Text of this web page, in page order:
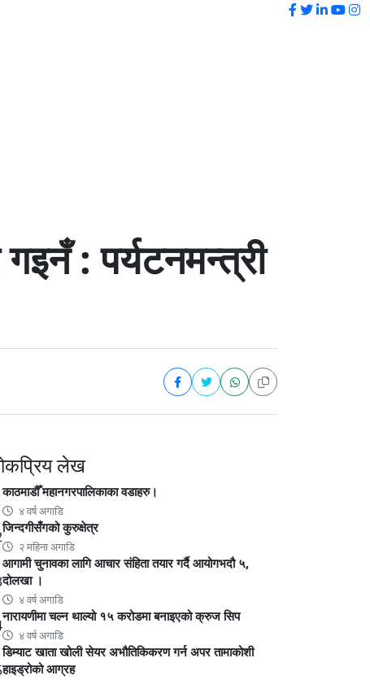
: पर्यटनमन्त्री
लेख
काठमाडौँ महानगरपालिकाका वडाहरु।
४ वर्ष अगाडि
जिन्दगीसँगको कुरुक्षेत्र
२ महिना अगाडि
आगामी चुनावका लागि आचार संहिता तयार गर्दै आयोगभदौ ५,
दोलखा ।
४ वर्ष अगाडि
नारायणीमा चल्न थाल्यो १५ करोडमा बनाइएको क्रुज सिप
४ वर्ष अगाडि
डिम्याट खाता खोली सेयर अभौतिकिकरण गर्न अपर तामाकोशी
हाइड्रोको आग्रह